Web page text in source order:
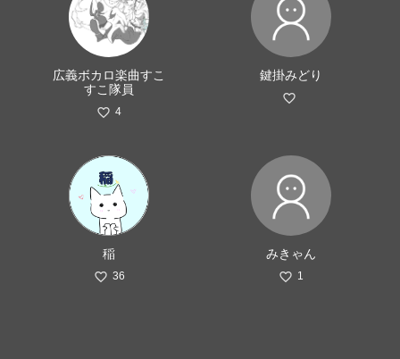
広義ボカロ楽曲すこ
すこ隊員
4
鍵掛みどり
稲
36
みきゃん
1